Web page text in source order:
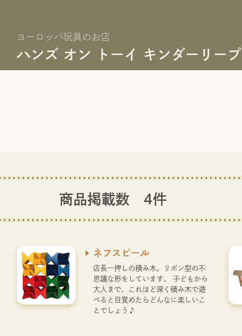
ヨーロッパ玩具のお店
ハンズ オン トーイ キンダーリープ
商品掲載数 4件
ネフスピール
店長一押しの積み木。リボン型の不
思議な形をしています。 子どもから
大人まで、これほど深く積み木で遊
べると目覚めたらどんなに楽しいこ
とでしょう♪